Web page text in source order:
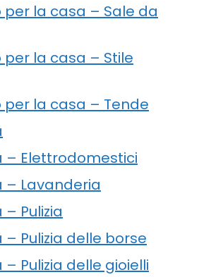
la casa – Sale da
la casa – Stile
la casa – Tende
– Elettrodomestici
– Lavanderia
Pulizia
– Pulizia delle borse
– Pulizia delle gioielli